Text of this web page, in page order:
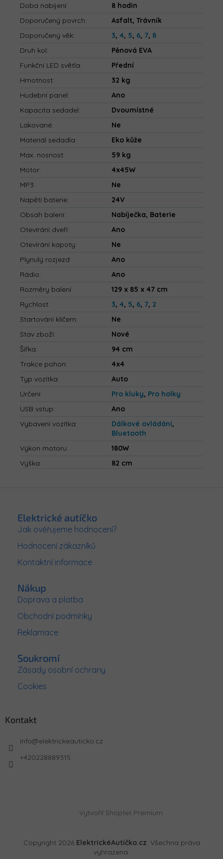
Doba nabíjení:
8 hodin
Doporučený povrch:
Asfalt, Trávník
Doporučený věk: 3, 4, 5, 6, 7, 8
Druh kol:
Pěnová EVA
Funkční LED světla:
Přední
Hmotnost:
32 kg
Hudební panel:
Ano
Kapacita sedadel:
Dvoumístné
Lakované:
Ne
Materiál sedadla:
Eko kůže
Max. nosnost:
59 kg
Motor:
4x45W
MP3:
Ne
Napětí baterie:
24V
Obsah balení:
Nabíječka, Baterie
Otevírání dveří:
Ano
Otevírání kapoty:
Ne
Plynulý rozjezd:
Ano
Rádio:
Ano
Rozměry balení:
129 x 85 x 47 cm
Rychlost: 3, 4, 5, 6, 7, 2
Startování klíčem:
Ne
Stav zboží:
Nové
Šířka:
94 cm
Trakce pohon:
4x4
Typ vozítka:
Auto
Určení: Pro kluky, Pro holky
USB vstup:
Ano
Vybavení vozítka: Dálkové ovládání,
Bluetooth
Výkon motoru:
180W
Výška: 82 cm
Elektrické autíčko
Jak ověřujeme hodnocení?
Hodnocení zákazníků
Kontaktní informace
Nákup
Doprava a platba
Obchodní podmínky
Reklamace
Soukromí
Zásady osobní ochrany
Cookies
Kontakt
info@elektrickeauticko.cz
+420228889315
Vytvořil Shoptet Premium
Copyright 2026 ElektrickéAutíčko.cz. Všechna práva
vyhrazena.